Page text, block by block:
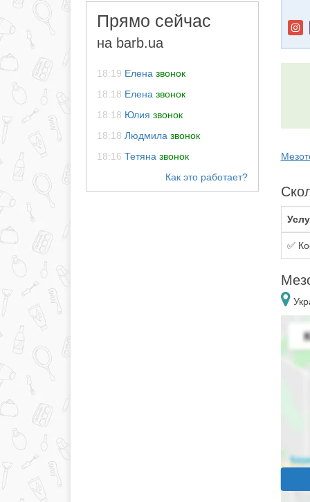
Прямо сейчас
на barb.ua
18:19 Елена звонок
18:18 Елена звонок
18:18 Юлия звонок
18:18 Людмила звонок
18:16 Тетяна звонок
✅